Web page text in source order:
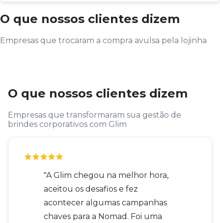
O que nossos clientes dizem
Empresas que trocaram a compra avulsa pela lojinha
O que nossos clientes dizem
Empresas que transformaram sua gestão de
brindes corporativos com Glim
"A Glim chegou na melhor hora,
aceitou os desafios e fez
acontecer algumas campanhas
chaves para a Nomad. Foi uma